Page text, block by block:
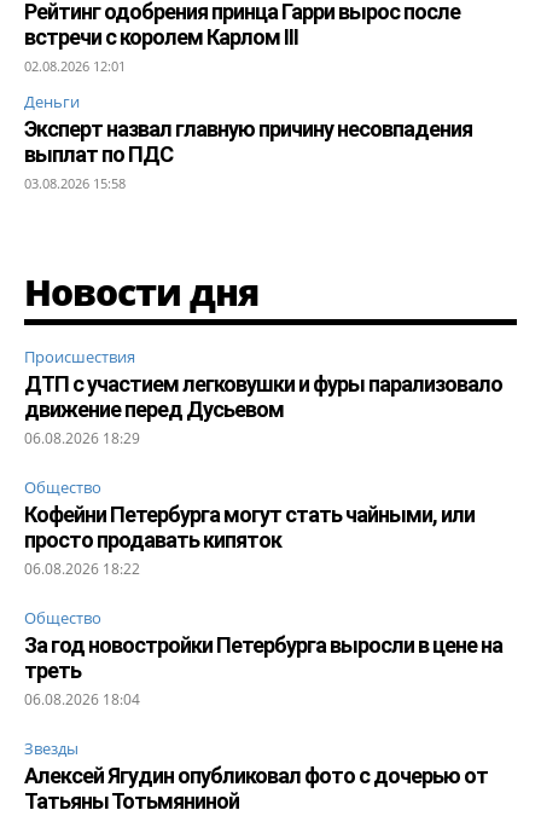
Рейтинг одобрения принца Гарри вырос после
встречи с королем Карлом III
02.08.2026 12:01
Деньги
Эксперт назвал главную причину несовпадения
выплат по ПДС
03.08.2026 15:58
Новости дня
Происшествия
ДТП с участием легковушки и фуры парализовало
движение перед Дусьевом
06.08.2026 18:29
Общество
Кофейни Петербурга могут стать чайными, или
просто продавать кипяток
06.08.2026 18:22
Общество
За год новостройки Петербурга выросли в цене на
треть
06.08.2026 18:04
Звезды
Алексей Ягудин опубликовал фото с дочерью от
Татьяны Тотьмяниной